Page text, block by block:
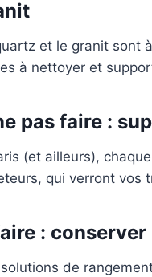
et le granit sont
à nettoyer et
pas faire :
(et ailleurs),
qui verront vos
:
de